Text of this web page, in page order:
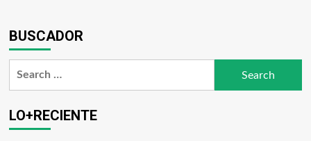
BUSCADOR
LO+RECIENTE